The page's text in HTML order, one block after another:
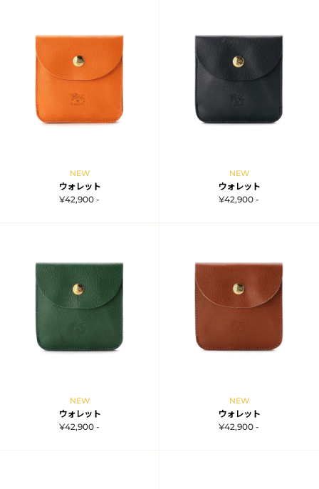
NEW
ウォレット
¥42,900 -
NEW
ウォレット
¥42,900 -
NEW
ウォレット
¥42,900 -
NEW
ウォレット
¥42,900 -